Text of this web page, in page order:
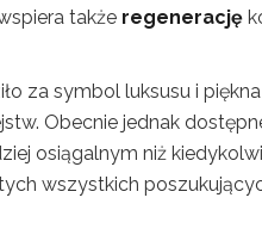
także regenerację
za symbol luksusu i
Obecnie jednak
osiągalnym niż
wszystkich